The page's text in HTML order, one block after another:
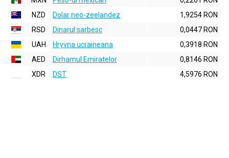
NZD
Dolar neo-zeelandez
1,9254 RON
RSD
Dinarul sarbesc
0,0447 RON
UAH
Hryvna ucraineana
0,3918 RON
AED
Dirhamul Emiratelor
0,8146 RON
XDR
DST 4,5976 RON